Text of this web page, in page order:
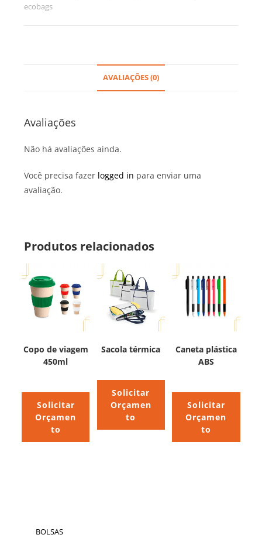
ecobags
AVALIAÇÕES (0)
Avaliações
Não há avaliações ainda.
Você precisa fazer logged in para enviar uma
avaliação.
Produtos relacionados
Copo de viagem
450ml
Solicitar
Orçamen
to
Sacola térmica
Solicitar
Orçamen
to
Caneta plástica
ABS
Solicitar
Orçamen
to
BOLSAS